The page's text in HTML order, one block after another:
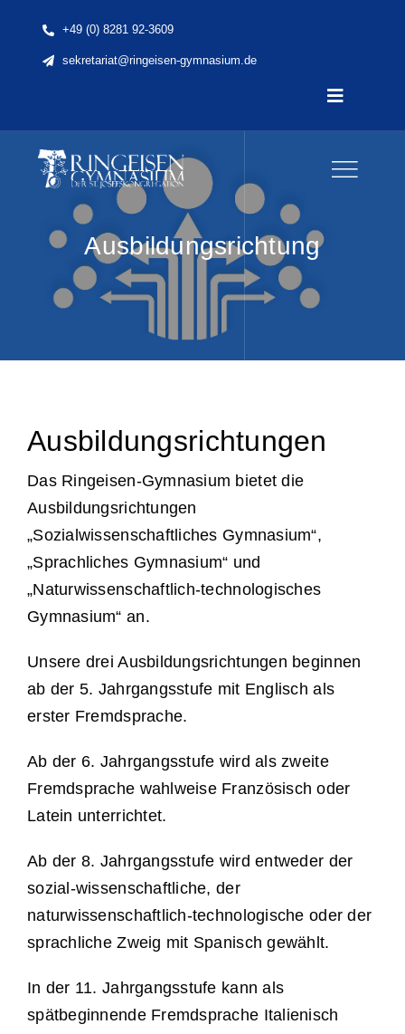
content
+49 (0) 8281 92-3609
sekretariat@ringeisen-gymnasium.de
Toggle
Unsere Schule
Unterstützung
Kontakt & Anfahrt
Termine
Stellen
Ausbildungsrichtung
Ausbildungsrichtungen
Das Ringeisen-Gymnasium bietet die
Ausbildungsrichtungen
„Sozialwissenschaftliches Gymnasium“,
„Sprachliches Gymnasium“ und
„Naturwissenschaftlich-technologisches
Gymnasium“ an.
Unsere drei Ausbildungsrichtungen beginnen
ab der 5. Jahrgangsstufe mit Englisch als
erster Fremdsprache.
Ab der 6. Jahrgangsstufe wird als zweite
Fremdsprache wahlweise Französisch oder
Latein unterrichtet.
Ab der 8. Jahrgangsstufe wird entweder der
sozial-wissenschaftliche, der
naturwissenschaftlich-technologische oder der
sprachliche Zweig mit Spanisch gewählt.
In der 11. Jahrgangsstufe kann als
spätbeginnende Fremdsprache Italienisch